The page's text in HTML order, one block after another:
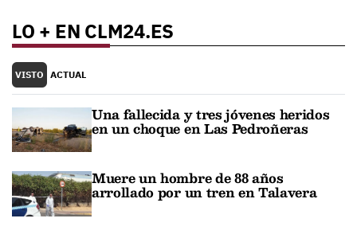
LO + EN CLM24.ES
VISTO ACTUAL
Una fallecida y tres jóvenes heridos
en un choque en Las Pedroñeras
Muere un hombre de 88 años
arrollado por un tren en Talavera